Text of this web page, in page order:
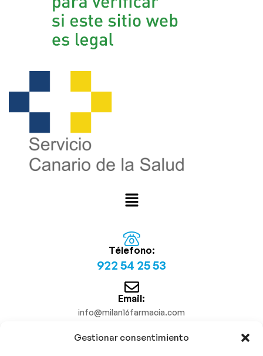
Gestionar consentimiento
Télefono:
922 54 25 53
Email:
info@milan16farmacia.com
¡Síguenos!